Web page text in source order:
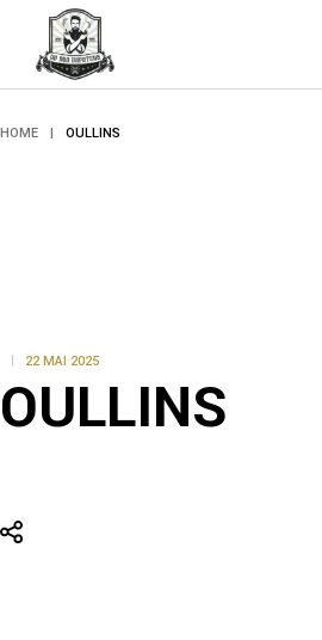
content
HOME OULLINS
22 MAI 2025
OULLINS